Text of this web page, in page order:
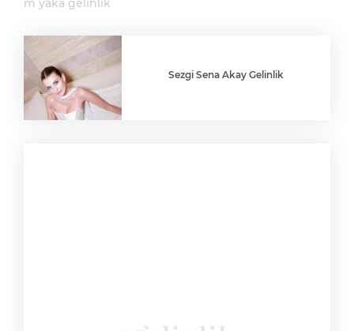
m yaka gelinlik
Sezgi Sena Akay Gelinlik